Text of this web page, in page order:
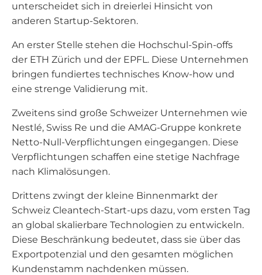
unterscheidet sich in dreierlei Hinsicht von
anderen Startup-Sektoren.
An erster Stelle stehen die Hochschul-Spin-offs
der ETH Zürich und der EPFL. Diese Unternehmen
bringen fundiertes technisches Know-how und
eine strenge Validierung mit.
Zweitens sind große Schweizer Unternehmen wie
Nestlé, Swiss Re und die AMAG-Gruppe konkrete
Netto-Null-Verpflichtungen eingegangen. Diese
Verpflichtungen schaffen eine stetige Nachfrage
nach Klimalösungen.
Drittens zwingt der kleine Binnenmarkt der
Schweiz Cleantech-Start-ups dazu, vom ersten Tag
an global skalierbare Technologien zu entwickeln.
Diese Beschränkung bedeutet, dass sie über das
Exportpotenzial und den gesamten möglichen
Kundenstamm nachdenken müssen.